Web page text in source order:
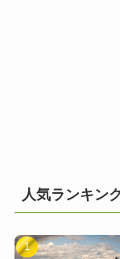
人気ランキン